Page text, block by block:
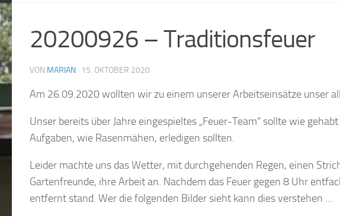
20200926 – Traditionsfeuer
VON MARIAN · 15. OKTOBER 2020
Am 26.09.2020 wollten wir zu einem unserer Arbeitseinsätze unser
Unser bereits über Jahre eingespieltes „Feuer-Team“ sollte wie
Aufgaben, wie Rasenmähen, erledigen sollten.
Leider machte uns das Wetter, mit durchgehenden Regen, einen
Gartenfreunde, ihre Arbeit an. Nachdem das Feuer gegen 8 Uhr
entfernt stand. Wer die folgenden Bilder sieht kann dies verstehen …